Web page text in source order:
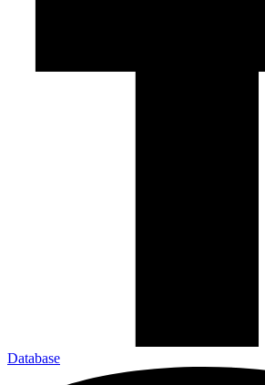
Database